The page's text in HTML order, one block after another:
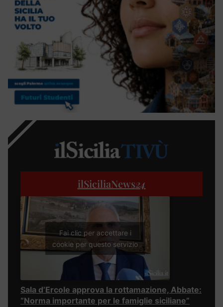
ilSiciliaNews24
Fai clic per accettare i
cookie per questo servizio
Sala d’Ercole approva la rottamazione, Abbate:
“Norma importante per le famiglie siciliane”